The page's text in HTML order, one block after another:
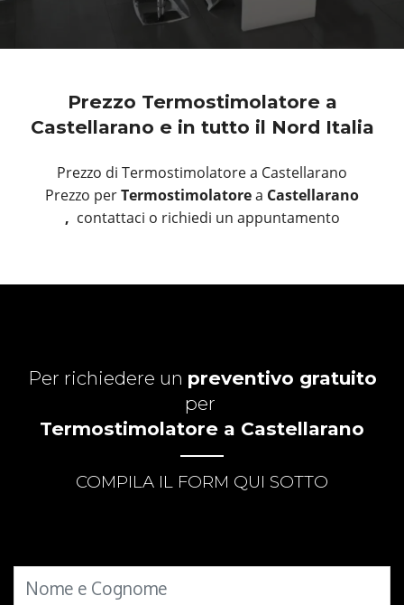
Prezzo Termostimolatore a
Castellarano e in tutto il Nord Italia
Prezzo di Termostimolatore a Castellarano
Prezzo perTermostimolatorea Castellarano
, contattaci o richiedi un appuntamento
Per richiedere un preventivo gratuito
per
Termostimolatore a Castellarano
COMPILA IL FORM QUI SOTTO